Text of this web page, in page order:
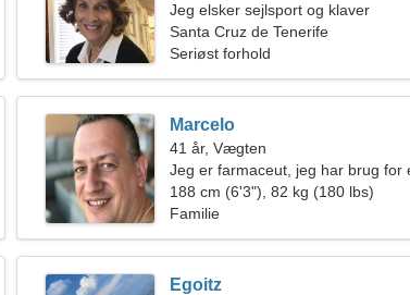
Jeg elsker sejlsport og klaver
Santa Cruz de Tenerife
Seriøst forhold
Marcelo
41 år, Vægten
Jeg er farmaceut, jeg har brug for
kvinde
188 cm (6'3"), 82 kg (180 lbs)
Familie
Egoitz